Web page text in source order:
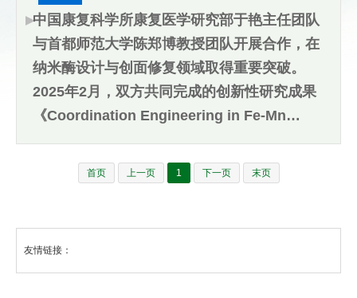
中国康复科学所康复医学研究部于艳主任团队
与首都师范大学陈郑博教授团队开展合作，在
纳米酶设计与创面修复领域取得重要突破。
2025年2月，双方共同完成的创新性研究成果
《Coordination Engineering in Fe-Mn
Storm to Efficiently Promote Wound
Healing》正式发表于材料科学领域权威期刊
学研究部于艳、首都师范大学陈郑博和王果，
首页 上一页 1 下一页 末页
友情链接：